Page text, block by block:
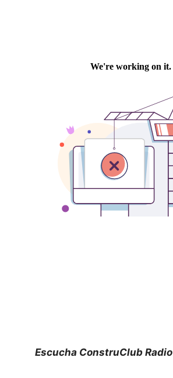
Escucha ConstruClub Radio